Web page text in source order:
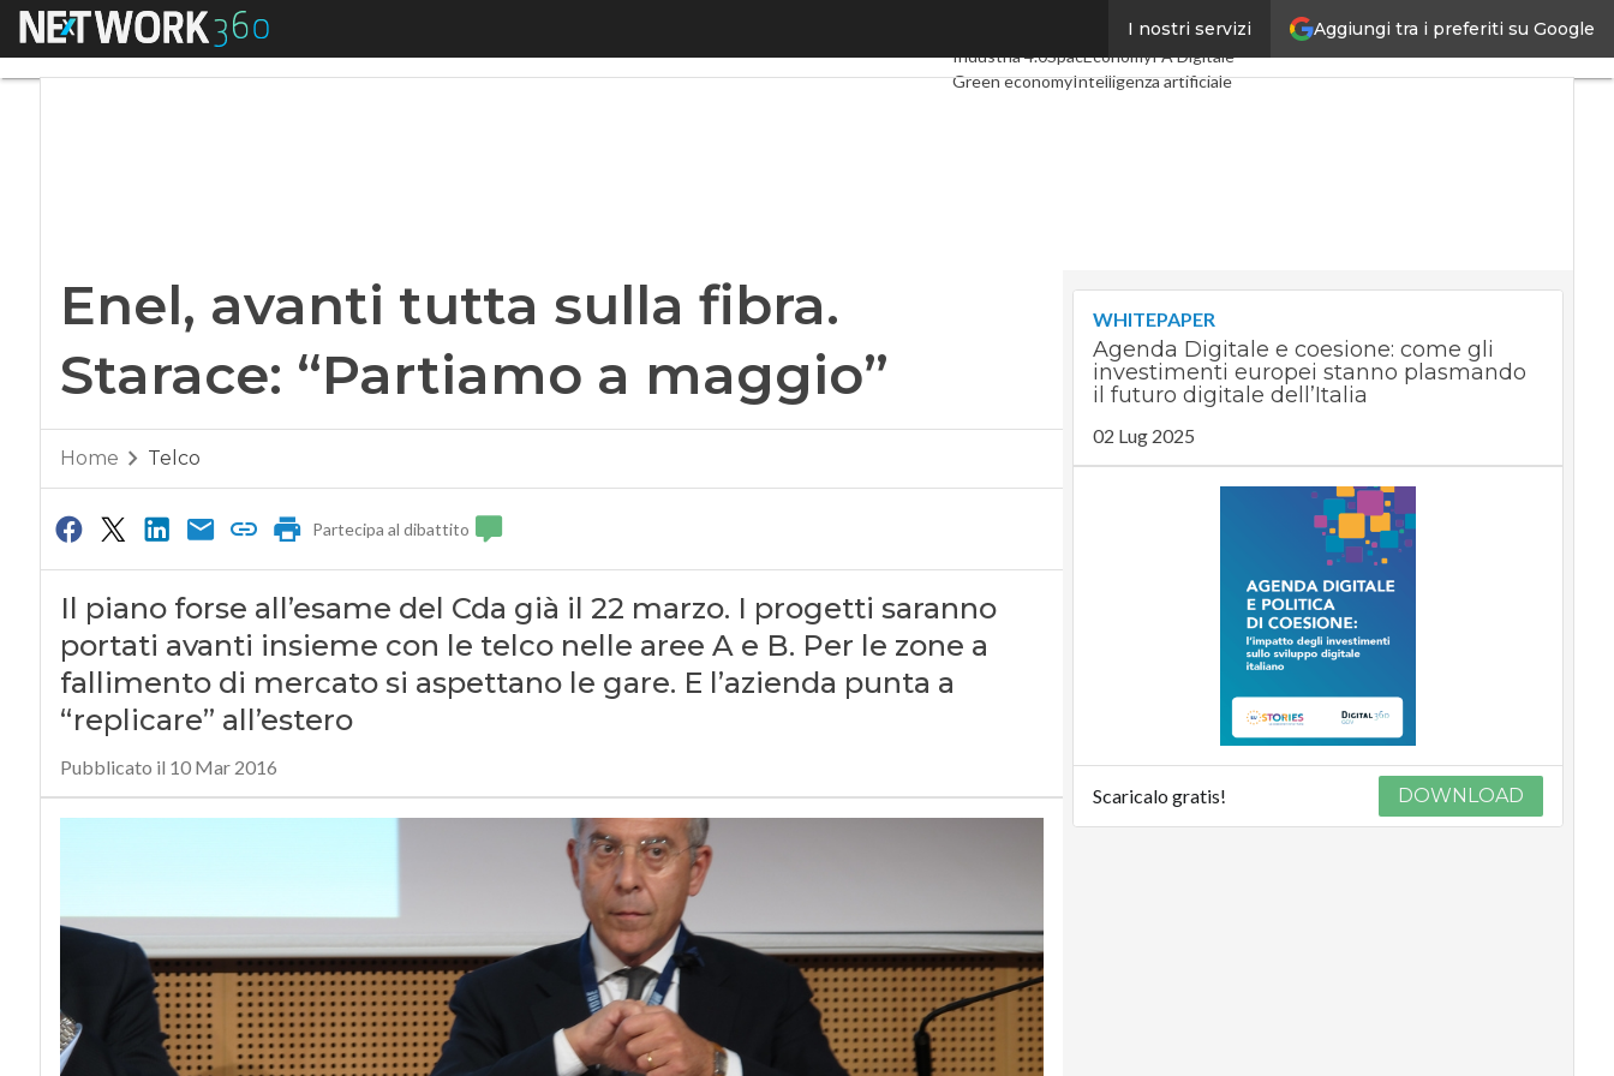
Aggiungi tra i preferiti su Google
I nostri servizi
Menu Digital EconomyTelco
Industria 4.0SpacEconomyPA Digitale
Green economyIntelligenza artificiale
Enel, avanti tutta sulla fibra.
Starace: “Partiamo a maggio”
Home Telco
Partecipa al dibattito
Il piano forse all’esame del Cda già il 22 marzo. I progetti saranno
portati avanti insieme con le telco nelle aree A e B. Per le zone a
fallimento di mercato si aspettano le gare. E l’azienda punta a
“replicare” all’estero
Pubblicato il 10 Mar 2016
WHITEPAPER
Agenda Digitale e coesione: come gli
investimenti europei stanno plasmando
il futuro digitale dell’Italia
02 Lug 2025
Scaricalo gratis! DOWNLOAD